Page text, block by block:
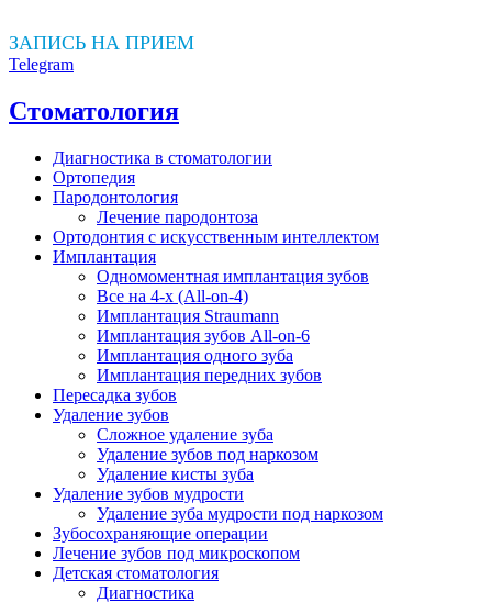
ЗАПИСЬ НА ПРИЕМ
Telegram
Стоматология
Диагностика в стоматологии
Ортопедия
Пародонтология
Лечение пародонтоза
Ортодонтия с искусственным интеллектом
Имплантация
Одномоментная имплантация зубов
Все на 4-х (All-on-4)
Имплантация Straumann
Имплантация зубов All-on-6
Имплантация одного зуба
Имплантация передних зубов
Пересадка зубов
Удаление зубов
Сложное удаление зуба
Удаление зубов под наркозом
Удаление кисты зуба
Удаление зубов мудрости
Удаление зуба мудрости под наркозом
Зубосохраняющие операции
Лечение зубов под микроскопом
Детская стоматология
Диагностика